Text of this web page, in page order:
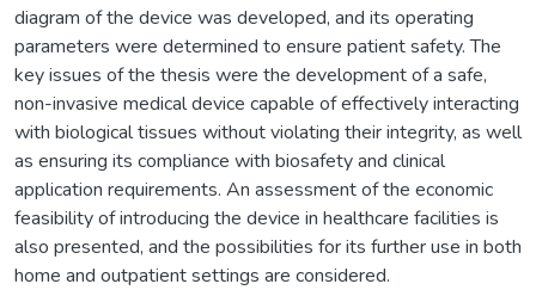
diagram of the device was developed, and its operating
parameters were determined to ensure patient safety. The
key issues of the thesis were the development of a safe,
non-invasive medical device capable of effectively interacting
with biological tissues without violating their integrity, as well
as ensuring its compliance with biosafety and clinical
application requirements. An assessment of the economic
feasibility of introducing the device in healthcare facilities is
also presented, and the possibilities for its further use in both
home and outpatient settings are considered.